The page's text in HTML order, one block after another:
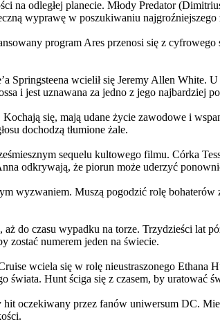
na odległej planecie. Młody Predator
wyprawę w poszukiwaniu
program Ares przenosi się z
wcielił się Jeremy Allen White.
i jest uznawana za jedno z jego najbardziej
się, mają udane życie zawodowe i
dochodzą tłumione żale.
sequelu kultowego filmu. Córka Tess,
odkrywają, że piorun może uderzyć
wyzwaniem. Muszą pogodzić rolę
czasu wypadku na torze. Trzydzieści lat
zostać numerem jeden na świecie.
wciela się w rolę nieustraszonego Ethana
świata. Hunt ściga się z czasem, by uratować
oczekiwany przez fanów uniwersum DC.